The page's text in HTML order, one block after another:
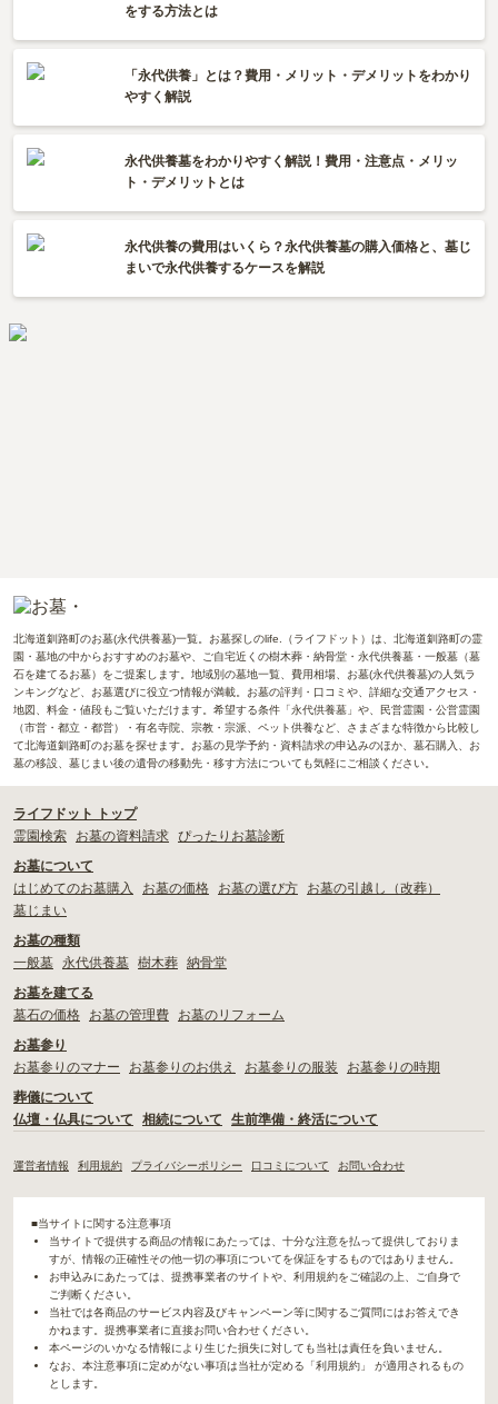
をする方法とは
「永代供養」とは？費用・メリット・デメリットをわかり
やすく解説
永代供養墓をわかりやすく解説！費用・注意点・メリッ
ト・デメリットとは
永代供養の費用はいくら？永代供養墓の購入価格と、墓じ
まいで永代供養するケースを解説
北海道釧路町のお墓(永代供養墓)一覧。お墓探しのlife.（ライフドット）は、北海道釧路町の霊
園・墓地の中からおすすめのお墓や、ご自宅近くの樹木葬・納骨堂・永代供養墓・一般墓（墓
石を建てるお墓）をご提案します。地域別の墓地一覧、費用相場、お墓(永代供養墓)の人気ラ
ンキングなど、お墓選びに役立つ情報が満載。お墓の評判・口コミや、詳細な交通アクセス・
地図、料金・値段もご覧いただけます。希望する条件「永代供養墓」や、民営霊園・公営霊園
（市営・都立・都営）・有名寺院、宗教・宗派、ペット供養など、さまざまな特徴から比較し
て北海道釧路町のお墓を探せます。お墓の見学予約・資料請求の申込みのほか、墓石購入、お
墓の移設、墓じまい後の遺骨の移動先・移す方法についても気軽にご相談ください。
ライフドット トップ
霊園検索
お墓の資料請求 ぴったりお墓診断
お墓について
はじめてのお墓購入
お墓の価格 お墓の選び方
お墓の引越し（改葬）
墓じまい
お墓の種類
一般墓
永代供養墓 樹木葬 納骨堂
お墓を建てる
墓石の価格
お墓の管理費
お墓のリフォーム
お墓参り
お墓参りのマナー
お墓参りのお供え お墓参りの服装
お墓参りの時期
葬儀について
仏壇・仏具について
相続について 生前準備・終活について
運営者情報 利用規約 プライバシーポリシー 口コミについて お問い合わせ
■当サイトに関する注意事項
当サイトで提供する商品の情報にあたっては、十分な注意を払って提供しておりま
すが、情報の正確性その他一切の事項についてを保証をするものではありません。
お申込みにあたっては、提携事業者のサイトや、利用規約をご確認の上、ご自身で
ご判断ください。
当社では各商品のサービス内容及びキャンペーン等に関するご質問にはお答えでき
かねます。提携事業者に直接お問い合わせください。
本ページのいかなる情報により生じた損失に対しても当社は責任を負いません。
なお、本注意事項に定めがない事項は当社が定める「利用規約」 が適用されるもの
とします。